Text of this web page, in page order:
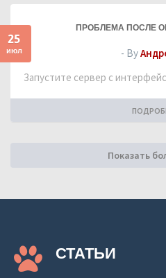
25
июл
ПРОБЛЕМА ПОСЛЕ
- By
Запустите сервер с
Показать
СТАТЬИ